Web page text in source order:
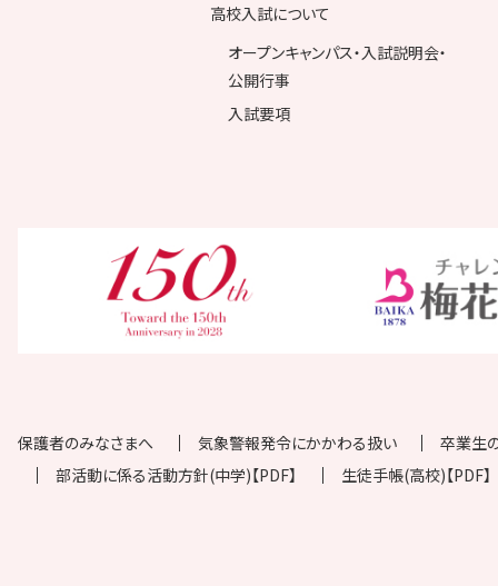
高校入試について
オープンキャンパス・入試説明会・
公開行事
入試要項
保護者のみなさまへ 気象警報発令にかかわる扱い
卒業生
部活動に係る活動方針(中学)【PDF】
生徒手帳(高校)【PDF】